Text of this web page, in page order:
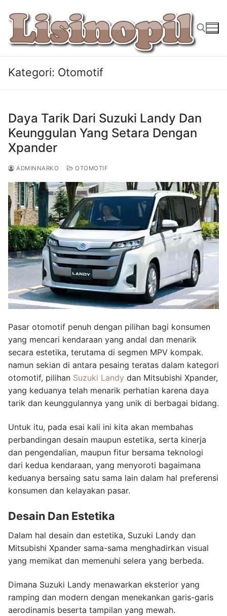
konten
Kategori: Otomotif
Daya Tarik Dari Suzuki Landy Dan
Keunggulan Yang Setara Dengan
Xpander
ADMINNARKO OTOMOTIF
Pasar otomotif penuh dengan pilihan bagi konsumen
yang mencari kendaraan yang andal dan menarik
secara estetika, terutama di segmen MPV kompak.
namun sekian di antara pesaing teratas dalam kategori
otomotif, pilihan Suzuki Landy dan Mitsubishi Xpander,
yang keduanya telah menarik perhatian karena daya
tarik dan keunggulannya yang unik di berbagai bidang.
Untuk itu, pada esai kali ini kita akan membahas
perbandingan desain maupun estetika, serta kinerja
dan pengendalian, maupun fitur bersama teknologi
dari kedua kendaraan, yang menyoroti bagaimana
keduanya bersaing satu sama lain dalam hal preferensi
konsumen dan kelayakan pasar.
Desain Dan Estetika
Dalam hal desain dan estetika, Suzuki Landy dan
Mitsubishi Xpander sama-sama menghadirkan visual
yang memikat dan memenuhi selera yang berbeda.
Dimana Suzuki Landy menawarkan eksterior yang
ramping dan modern dengan menekankan garis-garis
aerodinamis beserta tampilan yang mewah.